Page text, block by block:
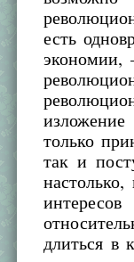
есть
экономии,
только
так и
длиться в